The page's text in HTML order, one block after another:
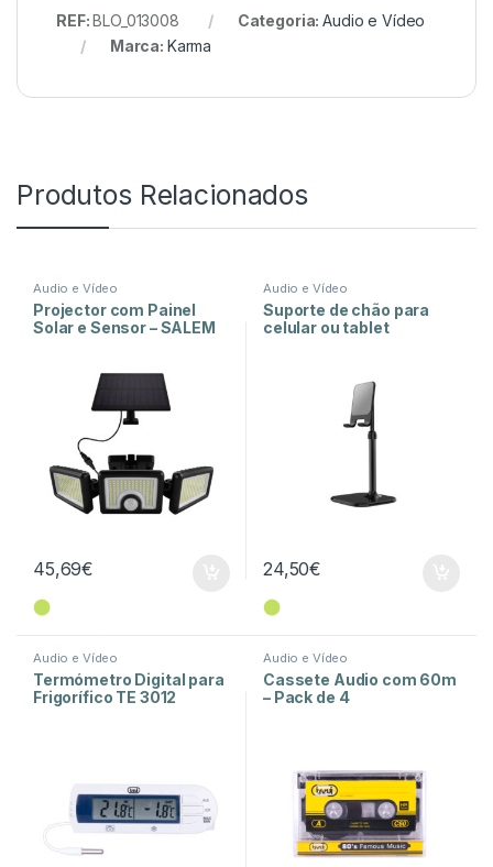
REF:BLO_013008 Categoria:Audio e Vídeo
Marca: Karma
Produtos Relacionados
Audio e Vídeo
Projector com Painel
Solar e Sensor – SALEM
45,69€
⬤
Audio e Vídeo
Suporte de chão para
celular ou tablet
24,50€
⬤
Audio e Vídeo
Termómetro Digital para
Frigorífico TE 3012
Audio e Vídeo
Cassete Audio com 60m
– Pack de 4